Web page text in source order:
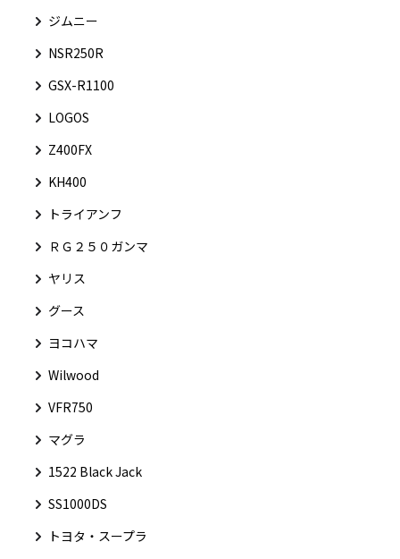
ジムニー
NSR250R
GSX-R1100
LOGOS
Z400FX
KH400
トライアンフ
ＲＧ２５０ガンマ
ヤリス
グース
ヨコハマ
Wilwood
VFR750
マグラ
1522 Black Jack
SS1000DS
トヨタ・スープラ